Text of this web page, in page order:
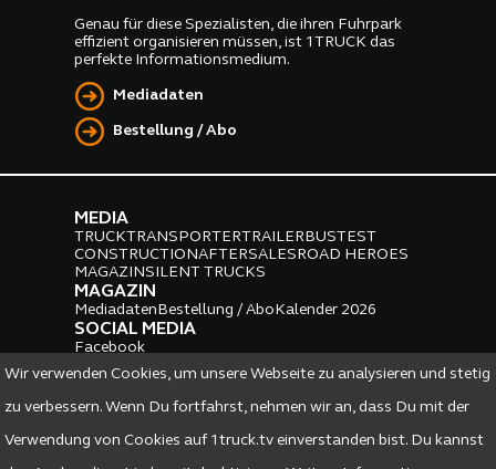
Wir verwenden Cookies, um unsere Webseite zu analysieren und stetig
zu verbessern. Wenn Du fortfahrst, nehmen wir an, dass Du mit der
Verwendung von Cookies auf 1truck.tv einverstanden bist. Du kannst
Genau für diese Spezialisten, die ihren Fuhrpark
effizient organisieren müssen, ist 1TRUCK das
perfekte Informationsmedium.
Mediadaten
Bestellung / Abo
MEDIA
TRUCKTRANSPORTERTRAILERBUSTEST
CONSTRUCTIONAFTERSALESROAD HEROES
MAGAZINSILENT TRUCKS
MAGAZIN
MediadatenBestellung / AboKalender 2026
SOCIAL MEDIA
Facebook
Instagram LinkedIn